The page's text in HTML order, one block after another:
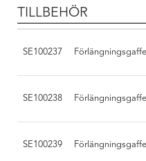
TILLBEHÖR
SE100237
SE100238
SE100239